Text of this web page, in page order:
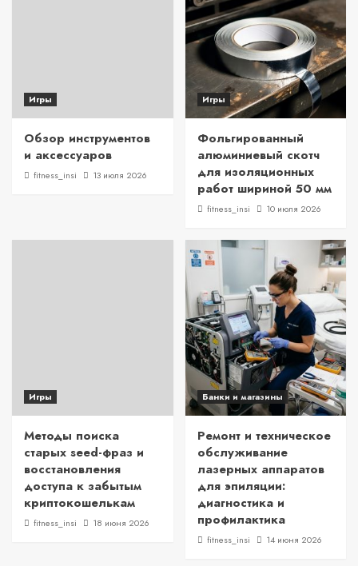
Игры
Обзор инструментов
и аксессуаров
fitness_insi 13 июля 2026
Игры
Фольгированный
алюминиевый скотч
для изоляционных
работ шириной 50 мм
fitness_insi 10 июля 2026
Игры
Методы поиска
старых seed-фраз и
восстановления
доступа к забытым
криптокошелькам
fitness_insi 18 июня 2026
Банки и магазины
Ремонт и техническое
обслуживание
лазерных аппаратов
для эпиляции:
диагностика и
профилактика
fitness_insi 14 июня 2026